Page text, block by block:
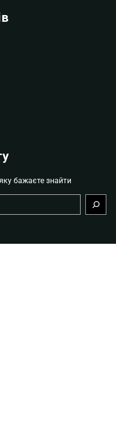
бажаєте знайти